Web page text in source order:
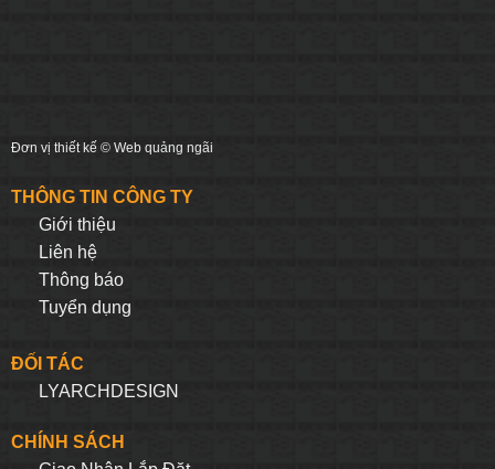
Đơn vị thiết kế © Web quảng ngãi
THÔNG TIN CÔNG TY
Giới thiệu
Liên hệ
Thông báo
Tuyển dụng
ĐỐI TÁC
LYARCHDESIGN
CHÍNH SÁCH